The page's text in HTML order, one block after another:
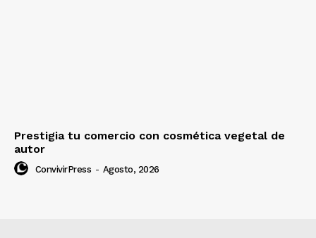
Prestigia tu comercio con cosmética vegetal de
autor
ConvivirPress - Agosto, 2026